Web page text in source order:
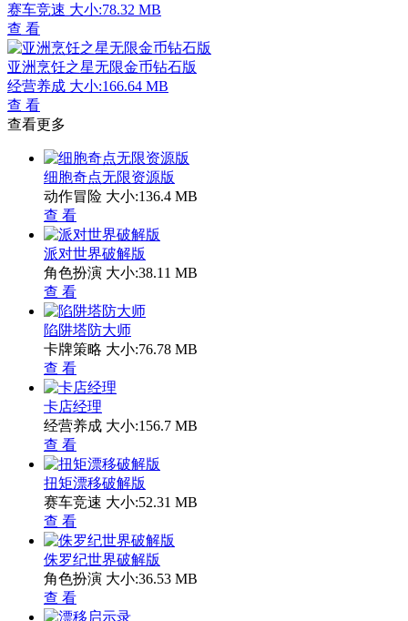
赛车竞速 大小:78.32 MB
查 看
亚洲烹饪之星无限金币钻石版
经营养成 大小:166.64 MB
查 看
查看更多
细胞奇点无限资源版
动作冒险 大小:136.4 MB
查 看
派对世界破解版
角色扮演 大小:38.11 MB
查 看
陷阱塔防大师
卡牌策略 大小:76.78 MB
查 看
卡店经理
经营养成 大小:156.7 MB
查 看
扭矩漂移破解版
赛车竞速 大小:52.31 MB
查 看
侏罗纪世界破解版
角色扮演 大小:36.53 MB
查 看